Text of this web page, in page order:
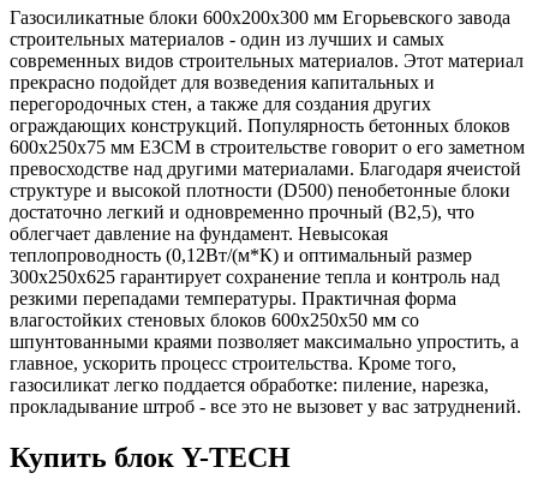
Газосиликатные блоки 600х200х300 мм Егорьевского завода
строительных материалов - один из лучших и самых
современных видов строительных материалов. Этот материал
прекрасно подойдет для возведения капитальных и
перегородочных стен, а также для создания других
ограждающих конструкций. Популярность бетонных блоков
600х250х75 мм ЕЗСМ в строительстве говорит о его заметном
превосходстве над другими материалами. Благодаря ячеистой
структуре и высокой плотности (D500) пенобетонные блоки
достаточно легкий и одновременно прочный (В2,5), что
облегчает давление на фундамент. Невысокая
теплопроводность (0,12Вт/(м*К) и оптимальный размер
300х250х625 гарантирует сохранение тепла и контроль над
резкими перепадами температуры. Практичная форма
влагостойких стеновых блоков 600х250х50 мм со
шпунтованными краями позволяет максимально упростить, а
главное, ускорить процесс строительства. Кроме того,
газосиликат легко поддается обработке: пиление, нарезка,
прокладывание штроб - все это не вызовет у вас затруднений.
Купить блок Y-TECH